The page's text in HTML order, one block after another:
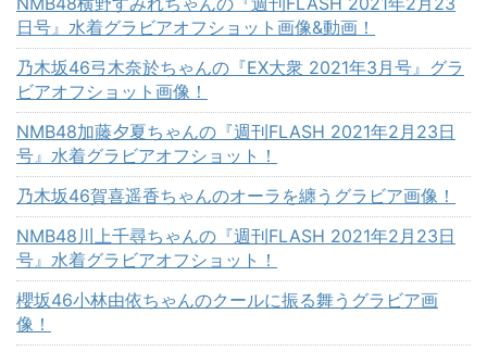
日号』水着グラビアオフショット画像&動画！
乃木坂46弓木奈於ちゃんの『EX大衆 2021年3月号』グラ
ビアオフショット画像！
NMB48加藤夕夏ちゃんの『週刊FLASH 2021年2月23日
号』水着グラビアオフショット！
乃木坂46賀喜遥香ちゃんのオーラを纏うグラビア画像！
NMB48川上千尋ちゃんの『週刊FLASH 2021年2月23日
号』水着グラビアオフショット！
櫻坂46小林由依ちゃんのクールに振る舞うグラビア画
像！